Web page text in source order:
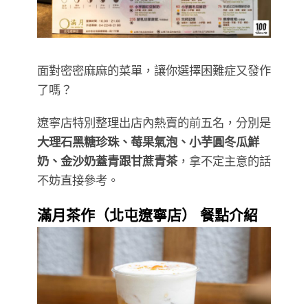
面對密密麻麻的菜單，讓你選擇困難症又發作
了嗎？
遼寧店特別整理出店內熱賣的前五名，分別是
大理石黑糖珍珠、莓果氣泡、小芋圓冬瓜鮮
奶、金沙奶蓋青跟甘蔗青茶，拿不定主意的話
不妨直接參考。
滿月茶作（北屯遼寧店） 餐點介紹